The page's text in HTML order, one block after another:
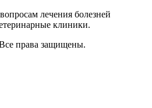
лечения болезней
клиники.
права защищены.